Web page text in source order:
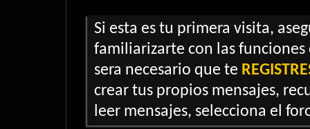
Si esta es tu primera visita,
familiarizarte con las funciones
sera necesario que te
crear tus propios mensajes,
leer mensajes, selecciona el